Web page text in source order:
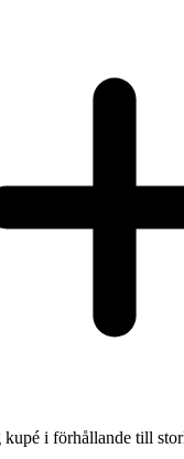
i förhållande till